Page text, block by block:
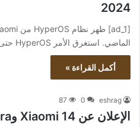
2024
الماضي. استغرق الأمر HyperOS حتى يناير 2024 للوصول عالميًا…
أكمل القراءة »
eshrag
0
87